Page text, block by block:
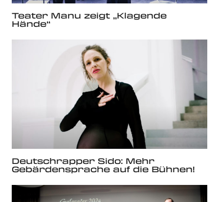
Teater Manu zeigt „Klagende
Hände“
Deutschrapper Sido: Mehr
Gebärdensprache auf die Bühnen!